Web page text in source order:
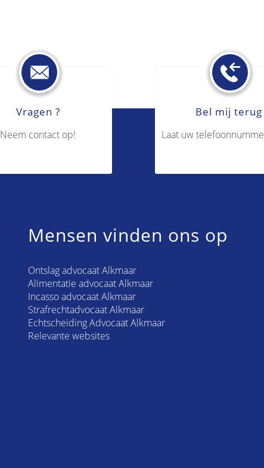
Vragen ?
Neem contact op!
Bel mij terug
Laat uw
Mensen vinden ons op
Ontslag advocaat Alkmaar
Alimentatie advocaat Alkmaar
Incasso advocaat Alkmaar
Strafrechtadvocaat Alkmaar
Echtscheiding Advocaat Alkmaar
Relevante websites